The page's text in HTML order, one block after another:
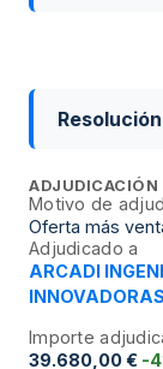
Resolución
ADJUDICACIÓN
Motivo de
Oferta más
Adjudicado a
ARCADI
Importe
39.680,00 € -